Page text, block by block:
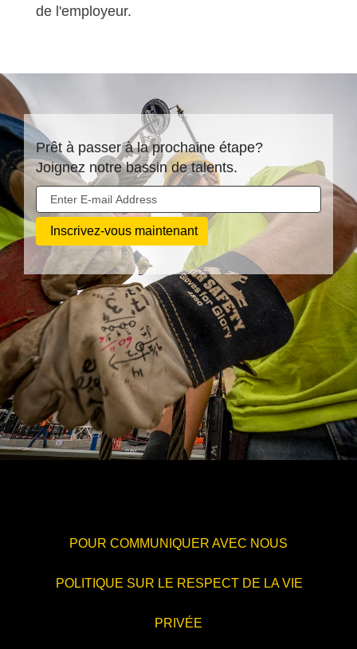
de l'employeur.
Prêt à passer à la prochaine étape?
Joignez notre bassin de talents.
POUR COMMUNIQUER AVEC NOUS
POLITIQUE SUR LE RESPECT DE LA VIE
PRIVÉE